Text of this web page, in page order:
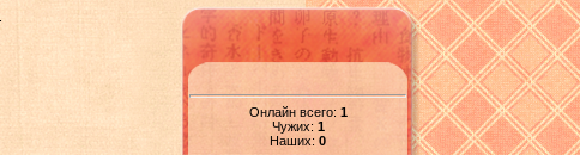
Онлайн всего: 1
Чужих: 1
Наших: 0